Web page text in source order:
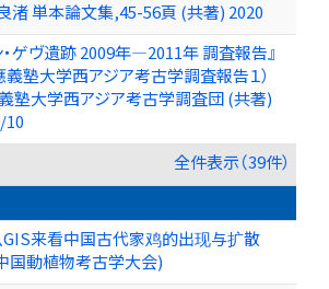
渚 単本論文集,45-56頁 (共著) 2020
・ゲヴ遺跡 2009年―2011年 調査報告』
義塾大学西アジア考古学調査報告１）
塾大学西アジア考古学調査団 (共著)
10
全件表示（39件）
GIS来看中国古代家鸡的出现与扩散
国動植物考古学大会)